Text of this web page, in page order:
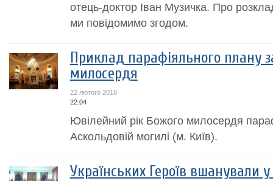
отець-доктор Іван Музичка. Про
ми повідомимо згодом.
Приклад парафіяльного плану
милосердя
22 лютого 2016
22:04
Ювілейний рік Божого милосердя
Аскольдовій могилі (м. Київ).
Українських Героїв вшанували